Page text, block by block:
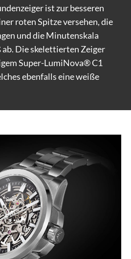
ist zur besseren
roten Spitze versehen, die
und die Minutenskala
ab. Die skelettierten Zeiger
Super-LumiNova® C1
ebenfalls eine weiße